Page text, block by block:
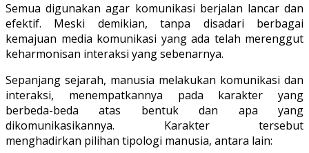
Semua digunakan agar komunikasi berjalan lancar dan
efektif. Meski demikian, tanpa disadari berbagai
kemajuan media komunikasi yang ada telah merenggut
keharmonisan interaksi yang sebenarnya.
Sepanjang sejarah, manusia melakukan komunikasi dan
interaksi, menempatkannya pada karakter yang
berbeda-beda atas bentuk dan apa yang
dikomunikasikannya. Karakter tersebut
menghadirkan pilihan tipologi manusia, antara lain: